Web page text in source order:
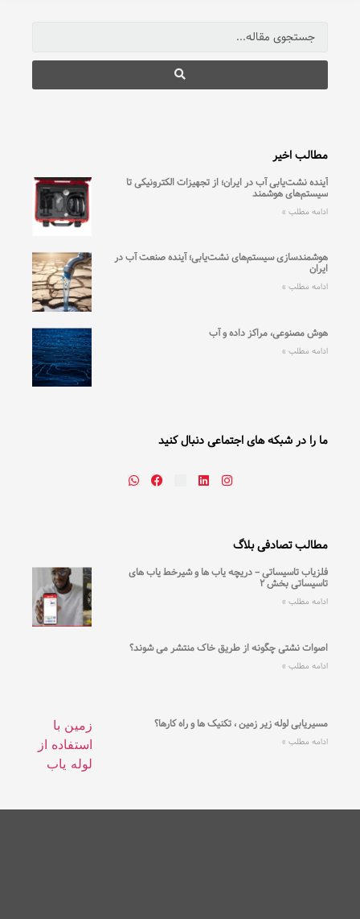
مطالب اخیر
آینده نشت‌یابی آب در ایران؛ از تجهیزات الکترونیکی تا
سیستم‌های هوشمند
ادامه مطلب »
هوشمندسازی سیستم‌های نشت‌یابی؛ آینده صنعت آب در
ایران
ادامه مطلب »
هوش مصنوعی، مراکز داده و آب
ادامه مطلب »
ما را در شبکه های اجتماعی دنبال کنید
مطالب تصادفی بلاگ
فلزیاب تاسیساتی – دریچه یاب ها و شیرخط یاب های
تاسیساتی‌ بخش ۲
ادامه مطلب »
اصوات نشتی چگونه از طریق خاک منتشر می شوند؟
ادامه مطلب »
مسیریابی لوله زیر زمین ، تکنیک ها و راه کارها؟
ادامه مطلب »